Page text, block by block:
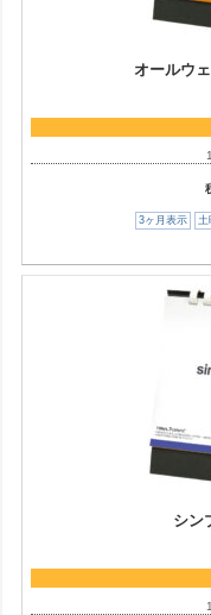
オールウ
3ヶ月表示 土
シン